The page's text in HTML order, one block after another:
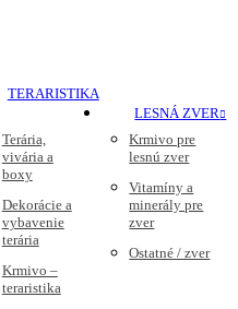
TERARISTIKA
Terária,
vivária a
boxy
Dekorácie a
vybavenie
terária
Krmivo –
teraristika
LESNÁ ZVER
Krmivo pre
lesnú zver
Vitamíny a
minerály pre
zver
Ostatné / zver